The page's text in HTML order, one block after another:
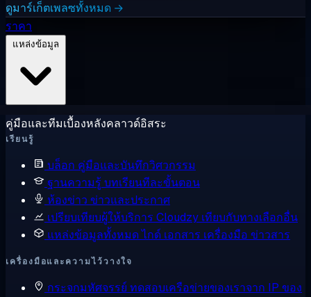
ดูมาร์เก็ตเพลซทั้งหมด →
ราคา
คู่มือและทีมเบื้องหลังคลาวด์อิสระ
เรียนรู้
บล็อก คู่มือและบันทึกวิศวกรรม
ฐานความรู้ บทเรียนทีละขั้นตอน
ห้องข่าว ข่าวและประกาศ
เปรียบเทียบผู้ให้บริการ Cloudzy เทียบกับทางเลือกอื่น
แหล่งข้อมูลทั้งหมดไกด์ เอกสาร เครื่องมือ ข่าวสาร
เครื่องมือและความไว้วางใจ
กระจกมหัศจรรย์ ทดสอบเครือข่ายของเราจาก IP ของ